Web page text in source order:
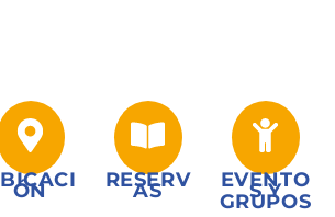
ÓN RESERV
AS EVENTO
S Y
GRUPOS